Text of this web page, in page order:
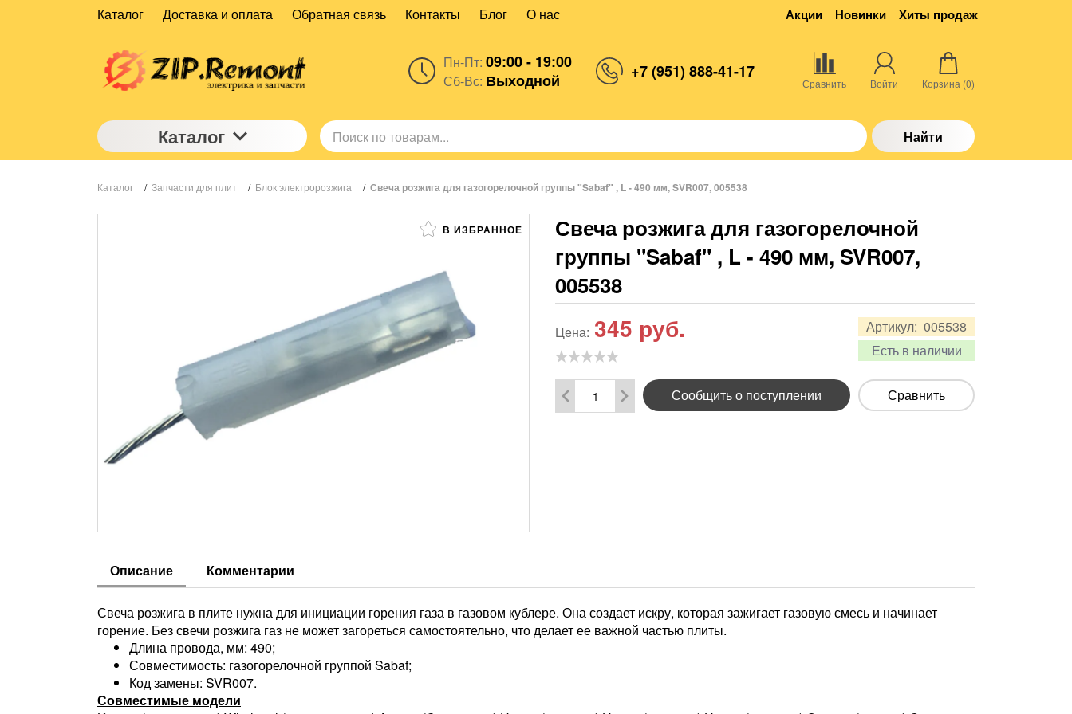
Каталог Доставка и оплата Обратная связь Контакты Блог О нас Акции Новинки Хиты продаж
Пн-Пт: 09:00 - 19:00
Сб-Вс: Выходной +7 (951) 888-41-17
Сравнить Войти Корзина (0)
Каталог Найти
Каталог / Запчасти для плит / Блок электророзжига / Свеча розжига для газогорелочной группы "Sabaf" , L - 490 мм, SVR007, 005538
В ИЗБРАННОЕ
Свеча розжига для газогорелочной
группы "Sabaf" , L - 490 мм, SVR007,
005538
Артикул: 005538
Есть в наличии
Цена: 345 руб.
Сообщить о поступлении Сравнить
Описание Комментарии
Свеча розжига в плите нужна для инициации горения газа в газовом кублере. Она создает искру, которая зажигает газовую смесь и начинает
горение. Без свечи розжига газ не может загореться самостоятельно, что делает ее важной частью плиты.
Длина провода, мм: 490;
Совместимость: газогорелочной группой Sabaf;
Код замены: SVR007.
Совместимые модели